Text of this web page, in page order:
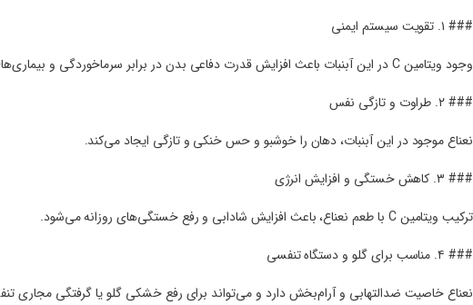
### ۱. تقویت سیستم ایمنی
وجود ویتامین C در این آبنبات باعث افزایش قدرت دفاعی بدن در برابر سرماخوردگی و بیماری‌های ویروسی می‌شود.
### ۲. طراوت و تازگی نفس
نعناع موجود در این آبنبات، دهان را خوشبو و حس خنکی و تازگی ایجاد می‌کند.
### ۳. کاهش خستگی و افزایش انرژی
ترکیب ویتامین C با طعم نعناع، باعث افزایش شادابی و رفع خستگی‌های روزانه می‌شود.
### ۴. مناسب برای گلو و دستگاه تنفسی
نعناع خاصیت ضدالتهابی و آرام‌بخش دارد و می‌تواند برای رفع خشکی گلو یا گرفتگی مجاری